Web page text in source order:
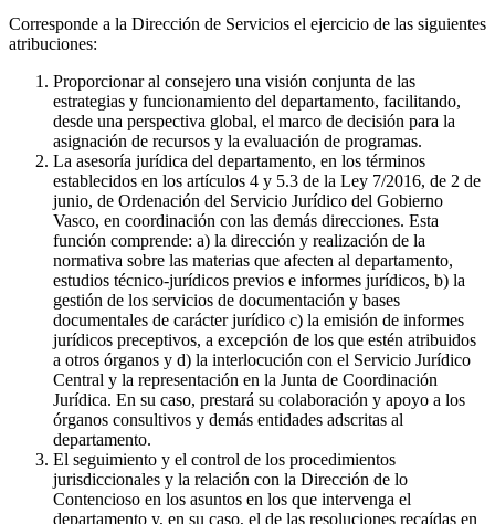
Corresponde a la Dirección de Servicios el ejercicio de las siguientes
atribuciones:
Proporcionar al consejero una visión conjunta de las
estrategias y funcionamiento del departamento, facilitando,
desde una perspectiva global, el marco de decisión para la
asignación de recursos y la evaluación de programas.
La asesoría jurídica del departamento, en los términos
establecidos en los artículos 4 y 5.3 de la Ley 7/2016, de 2 de
junio, de Ordenación del Servicio Jurídico del Gobierno
Vasco, en coordinación con las demás direcciones. Esta
función comprende: a) la dirección y realización de la
normativa sobre las materias que afecten al departamento,
estudios técnico-jurídicos previos e informes jurídicos, b) la
gestión de los servicios de documentación y bases
documentales de carácter jurídico c) la emisión de informes
jurídicos preceptivos, a excepción de los que estén atribuidos
a otros órganos y d) la interlocución con el Servicio Jurídico
Central y la representación en la Junta de Coordinación
Jurídica. En su caso, prestará su colaboración y apoyo a los
órganos consultivos y demás entidades adscritas al
departamento.
El seguimiento y el control de los procedimientos
jurisdiccionales y la relación con la Dirección de lo
Contencioso en los asuntos en los que intervenga el
departamento y, en su caso, el de las resoluciones recaídas en